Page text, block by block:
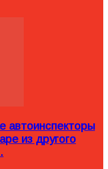
автоинспекторы
из другого